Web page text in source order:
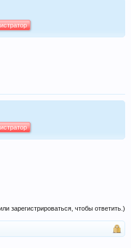
зарегистрироваться, чтобы ответить.)